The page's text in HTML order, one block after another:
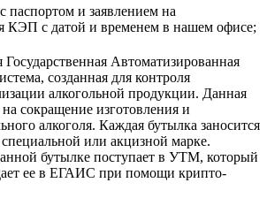
паспортом и заявлением на
КЭП с датой и временем в нашем офисе;
Автоматизированная
созданная для контроля
алкогольной продукции. Данная
сокращение изготовления и
алкоголя. Каждая бутылка заносится
или акцизной марке.
бутылке поступает в УТМ, который
ее в ЕГАИС при помощи крипто-